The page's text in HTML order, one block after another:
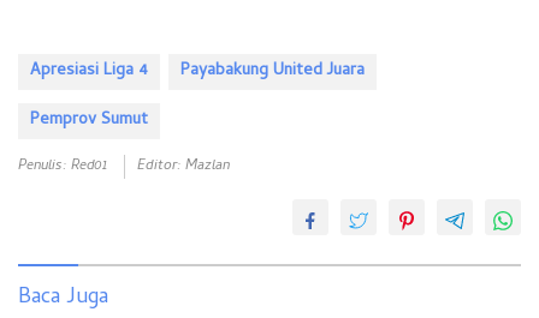
Apresiasi Liga 4
Payabakung United Juara
Pemprov Sumut
Penulis: Red01 Editor: Mazlan
Baca Juga